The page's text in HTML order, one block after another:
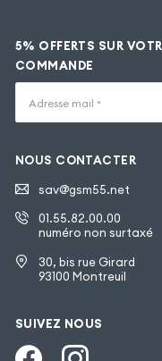
5% OFFERTS SUR
COMMANDE
Adresse mail *
NOUS CONTACTER
sav@gsm55.net
01.55.82.00.00
numéro non surtaxé
30, bis rue Girard
93100 Montreuil
SUIVEZ NOUS